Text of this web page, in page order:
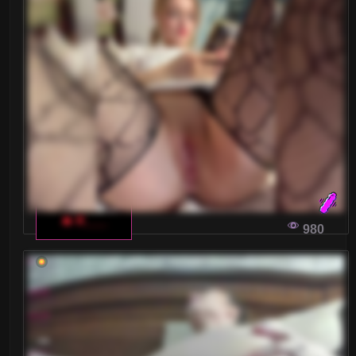
NAJLEPSZE SPOSOBY NA ZNALEZIENIE
NAJBARDZIEJ SWOBODNYCH MODELEK W
WŁOSKICH CZATACH DLA DOROSŁYCH
Zastanawiasz się, jak znaleźć najbardziej pewne
siebie modelki w świecie włoskich czatów dla
dorosłych? W naszym artykule odkrywamy
skuteczne strategie i poradniki dla miłośników
takich platform.
SZUKAJĄC PRZYGÓD WE WŁOSKIM
CZAOCIE DLA DOROSŁYCH: KIEDY
FANTAZJA STYKA SIĘ Z RZECZYWISTOŚCIĄ
W dobie cyfryzacji coraz więcej osób zwraca się
ku internetowym platformom, by poznać nowych
ludzi i nawiązać niezobowiązujące relacje. Jak
nie stracić tej wyjątkowej szansy na włoskim
🔥 K___
980